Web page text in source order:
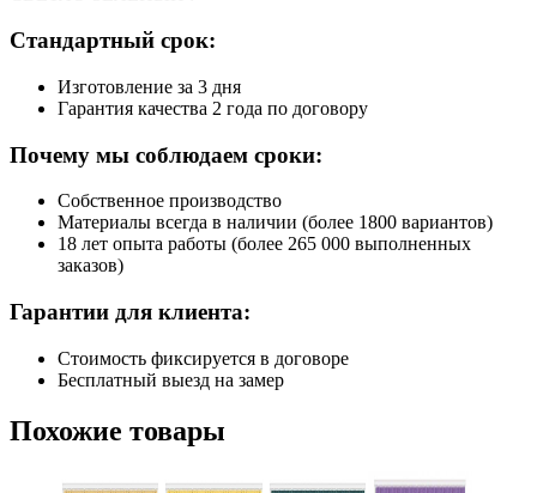
Стандартный срок:
Изготовление за 3 дня
Гарантия качества 2 года по договору
Почему мы соблюдаем сроки:
Собственное производство
Материалы всегда в наличии (более 1800 вариантов)
18 лет опыта работы (более 265 000 выполненных
заказов)
Гарантии для клиента:
Стоимость фиксируется в договоре
Бесплатный выезд на замер
Похожие товары